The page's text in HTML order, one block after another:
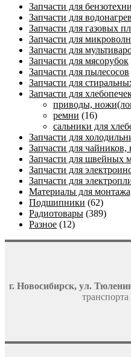
Запчасти для
Запчасти для
Запчасти для газовых
Запчасти для
Запчасти для
Запчасти для мясорубок
Запчасти для пылесосов
Запчасти для
Запчасти для
приводы,
ремни (16)
сальники для
Запчасти для
Запчасти для чайников,
Запчасти для швейных
Запчасти для
Запчасти для
Материалы для
Подшипники (62)
Радиотовары (389)
Разное (12)
г. Новосибирск, ул.